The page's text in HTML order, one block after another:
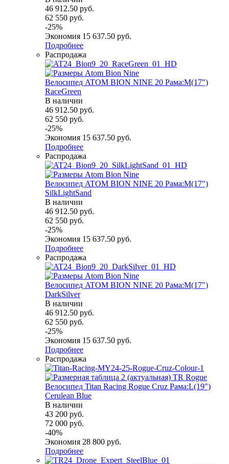
46 912.50 руб.
62 550 руб.
-25%
Экономия 15 637.50 руб.
Подробнее
Распродажа
Велосипед ATOM BION NINE 20 Рама:M(17")
RaceGreen
В наличии
46 912.50 руб.
62 550 руб.
-25%
Экономия 15 637.50 руб.
Подробнее
Распродажа
Велосипед ATOM BION NINE 20 Рама:M(17")
SilkLightSand
В наличии
46 912.50 руб.
62 550 руб.
-25%
Экономия 15 637.50 руб.
Подробнее
Распродажа
Велосипед ATOM BION NINE 20 Рама:M(17")
DarkSilver
В наличии
46 912.50 руб.
62 550 руб.
-25%
Экономия 15 637.50 руб.
Подробнее
Распродажа
Велосипед Titan Racing Rogue Cruz Рама:L(19")
Cerulean Blue
В наличии
43 200 руб.
72 000 руб.
-40%
Экономия 28 800 руб.
Подробнее